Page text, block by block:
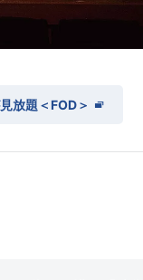
放題＜FOD＞